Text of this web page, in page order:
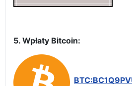
5. Wpłaty Bitcoin: